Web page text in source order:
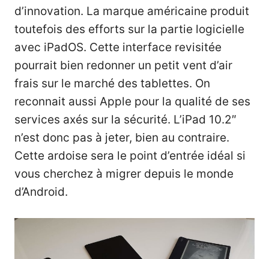
d’innovation. La marque américaine produit
toutefois des efforts sur la partie logicielle
avec iPadOS. Cette interface revisitée
pourrait bien redonner un petit vent d’air
frais sur le marché des tablettes. On
reconnait aussi Apple pour la qualité de ses
services axés sur la sécurité. L’iPad 10.2″
n’est donc pas à jeter, bien au contraire.
Cette ardoise sera le point d’entrée idéal si
vous cherchez à migrer depuis le monde
d’Android.